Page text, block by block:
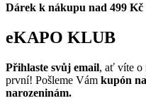
Dárek k nákupu nad 499 Kč
eKAPO KLUB
Přihlaste svůj email, ať víte o
první! Pošleme Vám kupón
narozeninám.